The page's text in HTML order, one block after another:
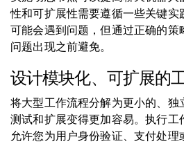
性和可扩展性需要遵循一些关键实
可能会遇到问题，但通过正确的策
问题出现之前避免。
设计模块化、可扩展的
将大型工作流程分解为更小的、独
测试和扩展变得更加容易。执行工
允许您为用户身份验证、支付处理